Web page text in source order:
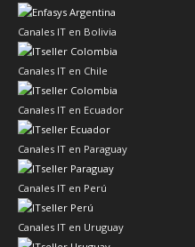
Canales IT en Bolivia
Canales IT en Chile
Canales IT en Ecuador
Canales IT en Paraguay
Canales IT en Perú
Canales IT en Uruguay